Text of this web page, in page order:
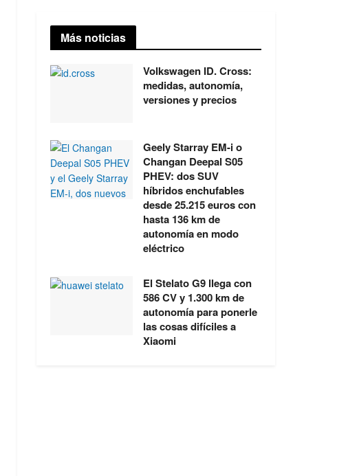
Más noticias
Volkswagen ID. Cross:
medidas, autonomía,
versiones y precios
Geely Starray EM-i o
Changan Deepal S05
PHEV: dos SUV
híbridos enchufables
desde 25.215 euros con
hasta 136 km de
autonomía en modo
eléctrico
El Stelato G9 llega con
586 CV y 1.300 km de
autonomía para ponerle
las cosas difíciles a
Xiaomi